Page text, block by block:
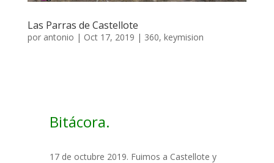
Las Parras de Castellote
por antonio | Oct 17, 2019 | 360, keymision
Bitácora.
17 de octubre 2019. Fuimos a Castellote y